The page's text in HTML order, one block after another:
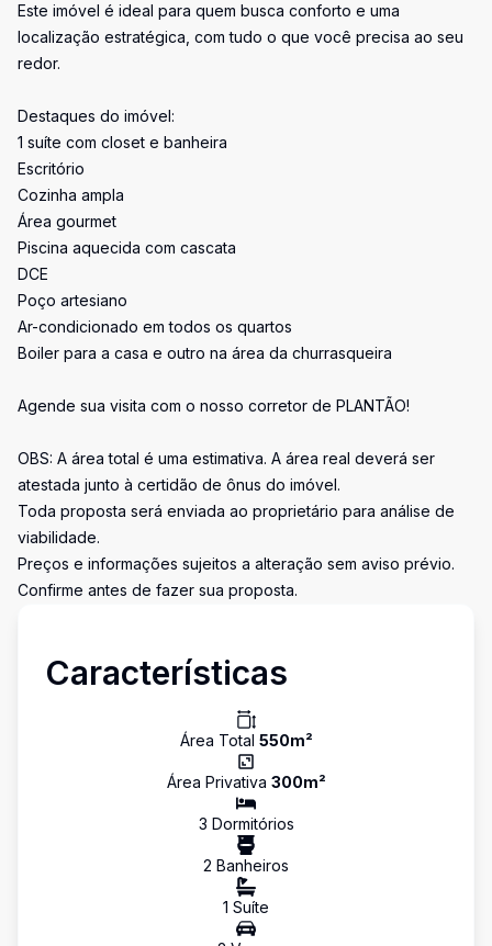
Este imóvel é ideal para quem busca conforto e uma
localização estratégica, com tudo o que você precisa ao seu
redor.
Destaques do imóvel:
1 suíte com closet e banheira
Escritório
Cozinha ampla
Área gourmet
Piscina aquecida com cascata
DCE
Poço artesiano
Ar-condicionado em todos os quartos
Boiler para a casa e outro na área da churrasqueira
Agende sua visita com o nosso corretor de PLANTÃO!
OBS: A área total é uma estimativa. A área real deverá ser
atestada junto à certidão de ônus do imóvel.
Toda proposta será enviada ao proprietário para análise de
viabilidade.
Preços e informações sujeitos a alteração sem aviso prévio.
Confirme antes de fazer sua proposta.
Características
Área Total 550m²
Área Privativa 300m²
3 Dormitórios
2 Banheiros
1 Suíte